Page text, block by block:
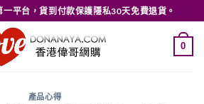
平台，貨到付款保護隱私30天免費退貨。
0
產品心得